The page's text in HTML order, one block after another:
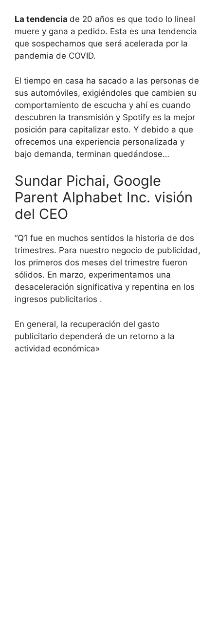
La tendencia de 20 años es que todo lo lineal
muere y gana a pedido. Esta es una tendencia
que sospechamos que será acelerada por la
pandemia de COVID.
El tiempo en casa ha sacado a las personas de
sus automóviles, exigiéndoles que cambien su
comportamiento de escucha y ahí es cuando
descubren la transmisión y Spotify es la mejor
posición para capitalizar esto. Y debido a que
ofrecemos una experiencia personalizada y
bajo demanda, terminan quedándose…
Sundar Pichai, Google
Parent Alphabet Inc. visión
del CEO
“Q1 fue en muchos sentidos la historia de dos
trimestres. Para nuestro negocio de publicidad,
los primeros dos meses del trimestre fueron
sólidos. En marzo, experimentamos una
desaceleración significativa y repentina en los
ingresos publicitarios .
En general, la recuperación del gasto
publicitario dependerá de un retorno a la
actividad económica»